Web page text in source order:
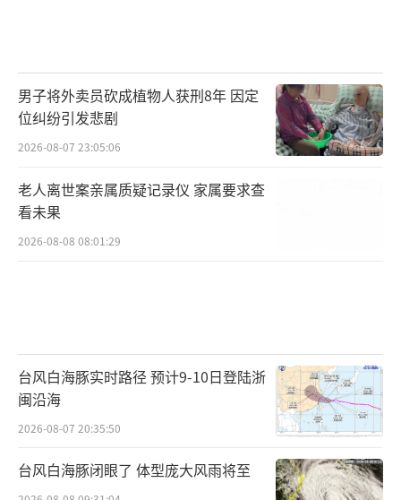
男子将外卖员砍成植物人获刑8年 因定
位纠纷引发悲剧
2026-08-07 23:05:06
老人离世案亲属质疑记录仪 家属要求查
看未果
2026-08-08 08:01:29
台风白海豚实时路径 预计9-10日登陆浙
闽沿海
2026-08-07 20:35:50
台风白海豚闭眼了 体型庞大风雨将至